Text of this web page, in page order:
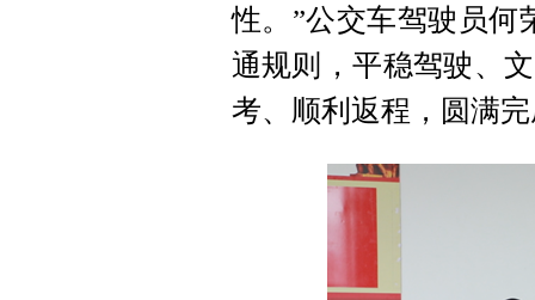
性。”公交车驾驶员何
通规则，平稳驾驶、
考、顺利返程，圆满